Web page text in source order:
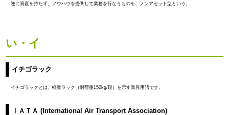
逆に資産を持たず、ノウハウを提供して業務を行なうものを、ノンアセット型という。
い・イ
イチゴラック
イチゴラックとは、軽量ラック（耐荷重150kg/段）を示す業界用語です。
ＩＡＴＡ (International Air Transport Association)